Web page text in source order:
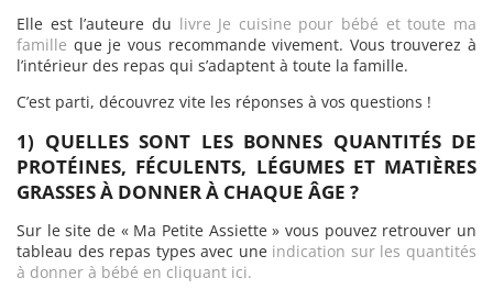
Elle est l’auteure du livre Je cuisine pour bébé et toute ma
famille que je vous recommande vivement. Vous trouverez à
l’intérieur des repas qui s’adaptent à toute la famille.
C’est parti, découvrez vite les réponses à vos questions !
1) QUELLES SONT LES BONNES QUANTITÉS DE
PROTÉINES, FÉCULENTS, LÉGUMES ET MATIÈRES
GRASSES À DONNER À CHAQUE ÂGE ?
Sur le site de « Ma Petite Assiette » vous pouvez retrouver un
tableau des repas types avec une indication sur les quantités
à donner à bébé en cliquant ici.